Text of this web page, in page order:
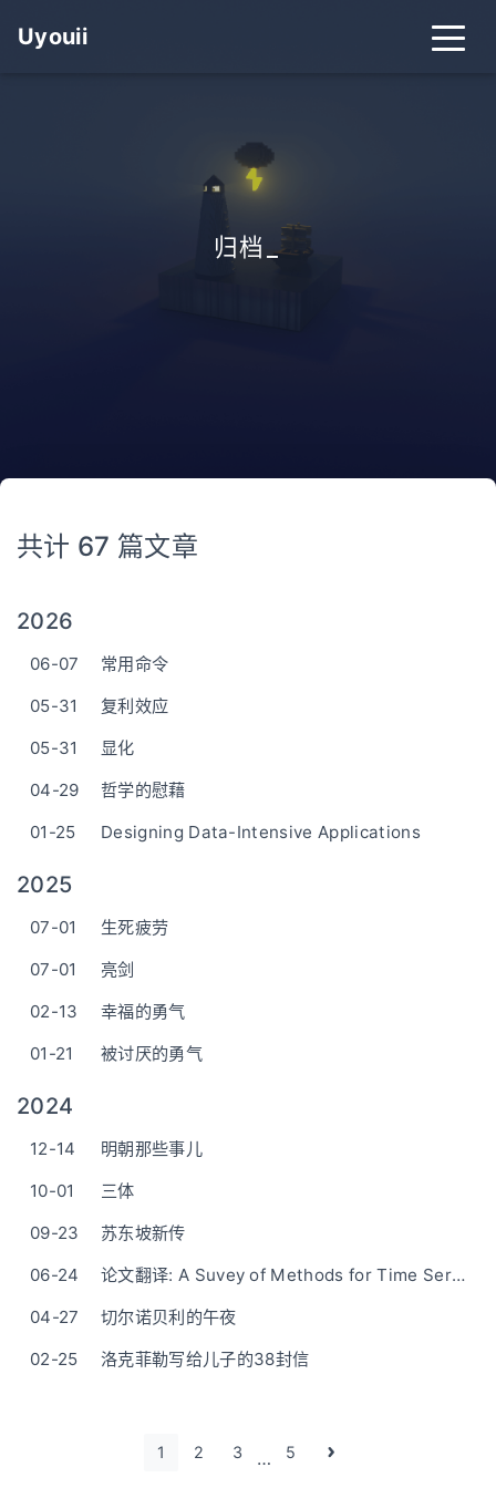
Uyouii
归档 _
共计 67 篇文章
2026
06-07
常用命令
05-31
复利效应
05-31
显化
04-29
哲学的慰藉
01-25
Designing Data-Intensive Applications
2025
07-01
生死疲劳
07-01
亮剑
02-13
幸福的勇气
01-21
被讨厌的勇气
2024
12-14
明朝那些事儿
10-01
三体
09-23
苏东坡新传
06-24
论文翻译: A Suvey of Methods for Time Series Change Point Detection
04-27
切尔诺贝利的午夜
02-25
洛克菲勒写给儿子的38封信
1 2 3 … 5